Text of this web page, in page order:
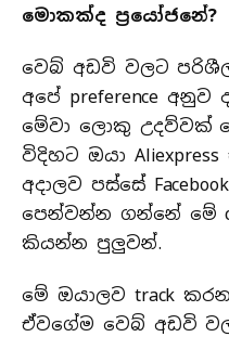
මොකක්ද ප්‍රයෝජනේ?
වෙබ් අඩවි වලට
අපේ preference
මේවා ලොකු උදව්වක්
විදිහට ඔයා
අදාලව පස්සේ
පෙන්වන්න ගන්නේ මේ
කියන්න පුලුවන්.
මේ ඔයාලව track
ඒවගේම වෙබ් අඩවි